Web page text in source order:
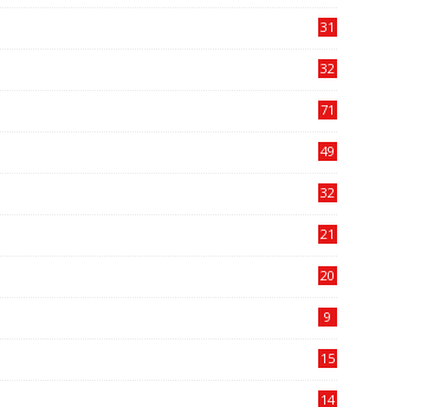
31
32
71
49
32
21
20
9
15
14